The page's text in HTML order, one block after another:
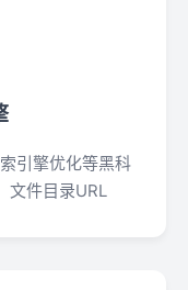
引擎优化等黑科
文件目录URL